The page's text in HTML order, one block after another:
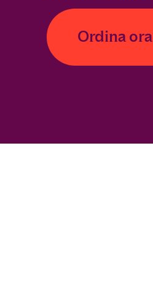
Ordina ora